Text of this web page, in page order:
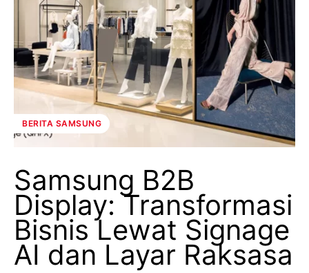
BERITA SAMSUNG
Samsung B2B
Display: Transformasi
Bisnis Lewat Signage
AI dan Layar Raksasa